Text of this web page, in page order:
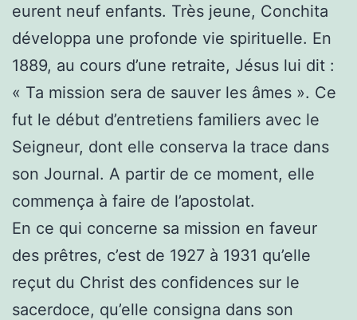
eurent neuf enfants. Très jeune, Conchita
développa une profonde vie spirituelle. En
1889, au cours d’une retraite, Jésus lui dit :
« Ta mission sera de sauver les âmes ». Ce
fut le début d’entretiens familiers avec le
Seigneur, dont elle conserva la trace dans
son Journal. A partir de ce moment, elle
commença à faire de l’apostolat.
En ce qui concerne sa mission en faveur
des prêtres, c’est de 1927 à 1931 qu’elle
reçut du Christ des confidences sur le
sacerdoce, qu’elle consigna dans son